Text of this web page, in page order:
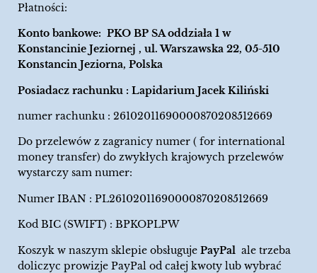
Płatności:
Konto bankowe: PKO BP SA oddziała 1 w
Konstancinie Jeziornej , ul. Warszawska 22, 05-510
Konstancin Jeziorna, Polska
Posiadacz rachunku : Lapidarium Jacek Kiliński
numer rachunku : 26102011690000870208512669
Do przelewów z zagranicy numer ( for international
money transfer) do zwykłych krajowych przelewów
wystarczy sam numer:
Numer IBAN : PL26102011690000870208512669
Kod BIC (SWIFT) : BPKOPLPW
Koszyk w naszym sklepie obsługuje PayPal ale trzeba
doliczyc prowizje PayPal od całej kwoty lub wybrać